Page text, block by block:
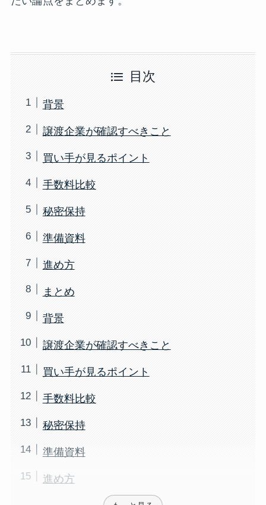
目次
背景
譲渡企業が確認すべきこと
買い手が見るポイント
手数料比較
秘密保持
準備資料
進め方
まとめ
背景
譲渡企業が確認すべきこと
買い手が見るポイント
手数料比較
秘密保持
準備資料
進め方